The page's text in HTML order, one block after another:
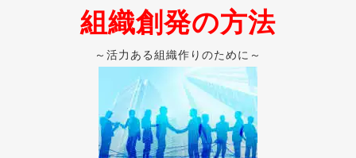
組織創発の方法
～活力ある組織作りのために～